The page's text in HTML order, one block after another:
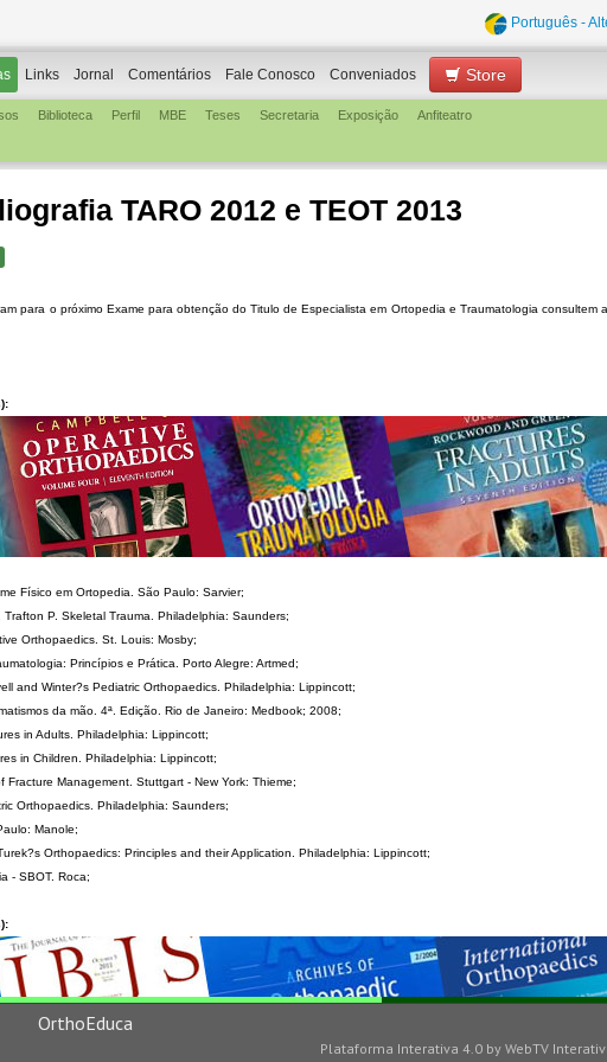
Português -
Links Jornal Comentários Fale Conosco Conveniados Store
Biblioteca Perfil MBE Teses Secretaria Exposição Anfiteatro
TARO 2012 e TEOT 2013
para o próximo Exame para obtenção do Titulo de Especialista em Ortopedia e Traumatologia consultem
Físico em Ortopedia. São Paulo: Sarvier;
P. Skeletal Trauma. Philadelphia: Saunders;
Orthopaedics. St. Louis: Mosby;
Princípios e Prática. Porto Alegre: Artmed;
and Winter?s Pediatric Orthopaedics. Philadelphia: Lippincott;
da mão. 4ª. Edição. Rio de Janeiro: Medbook; 2008;
in Adults. Philadelphia: Lippincott;
in Children. Philadelphia: Lippincott;
Fracture Management. Stuttgart - New York: Thieme;
Orthopaedics. Philadelphia: Saunders;
Manole;
Orthopaedics: Principles and their Application. Philadelphia: Lippincott;
- SBOT. Roca;
OrthoEduca
Plataforma Interativa 4.0 by WebTV